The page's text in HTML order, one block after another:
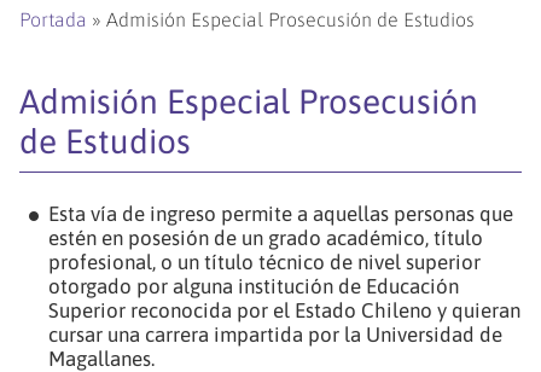
Portada » Admisión Especial Prosecusión de Estudios
Admisión Especial Prosecusión
de Estudios
Esta vía de ingreso permite a aquellas personas que
estén en posesión de un grado académico, título
profesional, o un título técnico de nivel superior
otorgado por alguna institución de Educación
Superior reconocida por el Estado Chileno y quieran
cursar una carrera impartida por la Universidad de
Magallanes.